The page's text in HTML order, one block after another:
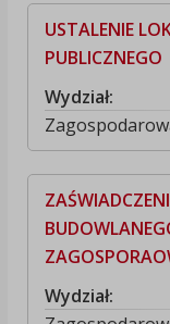
USTALENIE
PUBLICZNEGO
Wydział:
Wydział: